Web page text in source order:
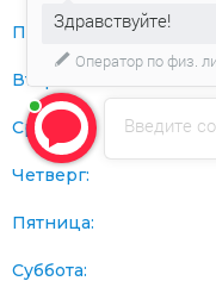
Понедельник:
Вторник:
Среда:
Четверг:
Пятница:
Суббота:
Введите
Здравствуйте!
Оператор по физ.